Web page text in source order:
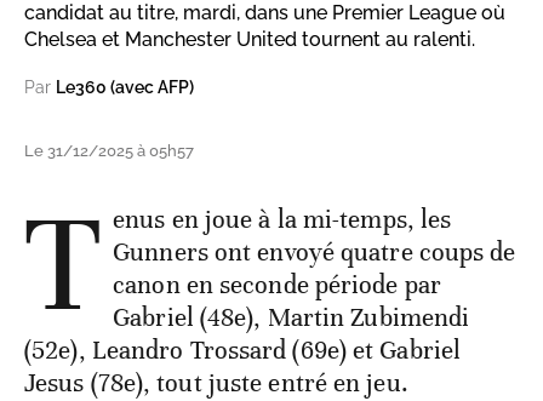
candidat au titre, mardi, dans une Premier League où
Chelsea et Manchester United tournent au ralenti.
Par Le360 (avec AFP)
Le 31/12/2025 à 05h57
T enus en joue à la mi-temps, les
Gunners ont envoyé quatre coups de
canon en seconde période par
Gabriel (48e), Martin Zubimendi
(52e), Leandro Trossard (69e) et Gabriel
Jesus (78e), tout juste entré en jeu.